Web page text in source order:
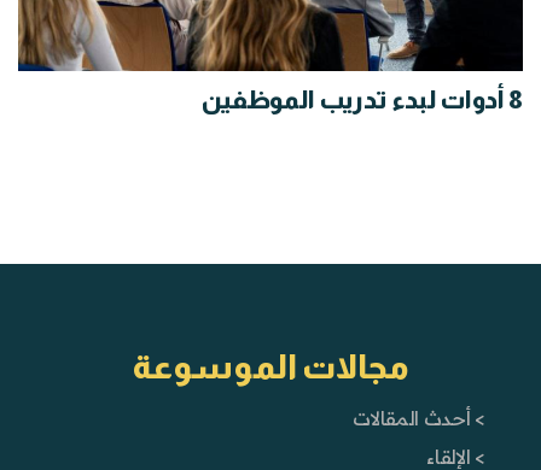
8 أدوات لبدء تدريب الموظفين
مجالات الموسوعة
> أحدث المقالات
> الإلقاء